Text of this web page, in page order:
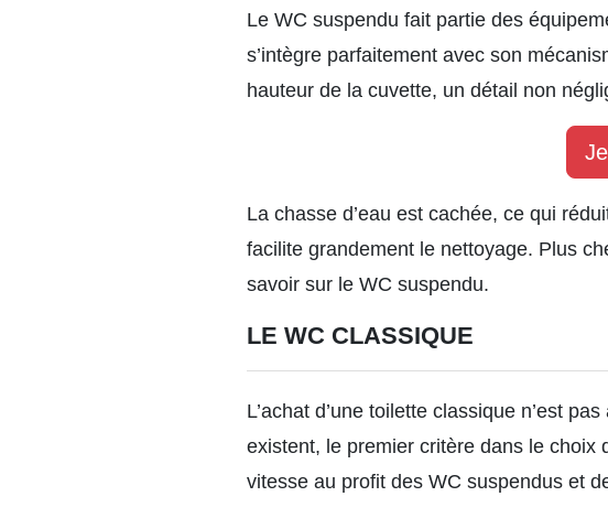
Le WC suspendu fait partie des
s’intègre parfaitement avec son
hauteur de la cuvette, un détail non
La chasse d’eau est cachée, ce qui
facilite grandement le nettoyage. Plus
savoir sur le WC suspendu.
LE WC CLASSIQUE
L’achat d’une toilette classique n’est
existent, le premier critère dans le choix
vitesse au profit des WC suspendus et